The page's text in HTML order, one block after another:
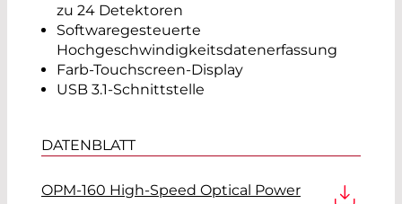
zu 24 Detektoren
Softwaregesteuerte
Hochgeschwindigkeitsdatenerfassung
Farb-Touchscreen-Display
USB 3.1-Schnittstelle
DATENBLATT
OPM-160 High-Speed Optical Power